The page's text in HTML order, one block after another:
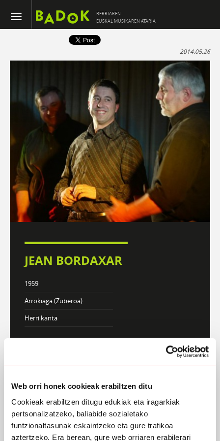
Web orri honek cookieak erabiltzen ditu
Cookieak erabiltzen ditugu edukiak eta iragarkiak
pertsonalizatzeko, baliabide sozialetako
funtzionaltasunak eskaintzeko eta gure trafikoa
aztertzeko. Era berean, gure web orriaren erabilerari
BERRIAREN
EUSKAL MUSIKAREN ATARIA
2014.05.26
JEAN BORDAXAR
1959
Arrokiaga (Zuberoa)
Herri kanta
Atzera
Libro etxen